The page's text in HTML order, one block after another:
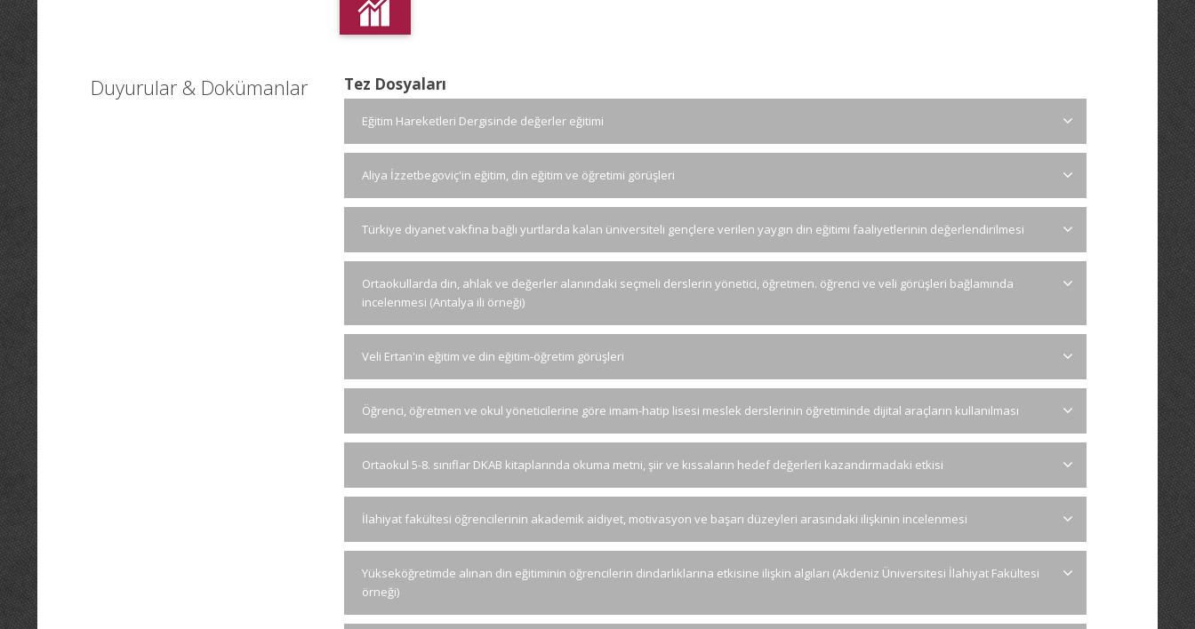
Duyurular & Dokümanlar Tez Dosyaları
Eğitim Hareketleri Dergisinde değerler eğitimi
Aliya İzzetbegoviç'in eğitim, din eğitim ve öğretimi görüşleri
Türkiye diyanet vakfına bağlı yurtlarda kalan üniversiteli gençlere verilen yaygın din eğitimi faaliyetlerinin değerlendirilmesi
Ortaokullarda din, ahlak ve değerler alanındaki seçmeli derslerin yönetici, öğretmen. öğrenci ve veli görüşleri bağlamında
incelenmesi (Antalya ili örneği)
Veli Ertan'ın eğitim ve din eğitim-öğretim görüşleri
Öğrenci, öğretmen ve okul yöneticilerine göre imam-hatip lisesi meslek derslerinin öğretiminde dijital araçların kullanılması
Ortaokul 5-8. sınıflar DKAB kitaplarında okuma metni, şiir ve kıssaların hedef değerleri kazandırmadaki etkisi
İlahiyat fakültesi öğrencilerinin akademik aidiyet, motivasyon ve başarı düzeyleri arasındaki ilişkinin incelenmesi
Yükseköğretimde alınan din eğitiminin öğrencilerin dindarlıklarına etkisine ilişkin algıları (Akdeniz Üniversitesi İlahiyat Fakültesi
örneği)